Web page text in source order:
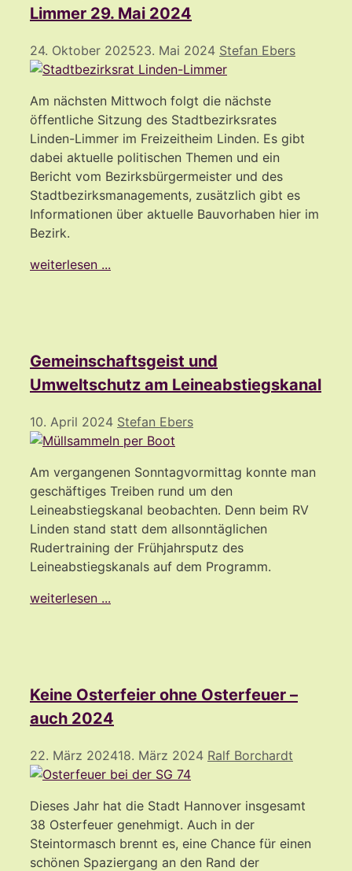
Limmer 29. Mai 2024
24. Oktober 202523. Mai 2024 Stefan Ebers
Am nächsten Mittwoch folgt die nächste
öffentliche Sitzung des Stadtbezirksrates
Linden-Limmer im Freizeitheim Linden. Es gibt
dabei aktuelle politischen Themen und ein
Bericht vom Bezirksbürgermeister und des
Stadtbezirksmanagements, zusätzlich gibt es
Informationen über aktuelle Bauvorhaben hier im
Bezirk.
weiterlesen ...
Gemeinschaftsgeist und
Umweltschutz am Leineabstiegskanal
10. April 2024 Stefan Ebers
Am vergangenen Sonntagvormittag konnte man
geschäftiges Treiben rund um den
Leineabstiegskanal beobachten. Denn beim RV
Linden stand statt dem allsonntäglichen
Rudertraining der Frühjahrsputz des
Leineabstiegskanals auf dem Programm.
weiterlesen ...
Keine Osterfeier ohne Osterfeuer –
auch 2024
22. März 202418. März 2024 Ralf Borchardt
Dieses Jahr hat die Stadt Hannover insgesamt
38 Osterfeuer genehmigt. Auch in der
Steintormasch brennt es, eine Chance für einen
schönen Spaziergang an den Rand der